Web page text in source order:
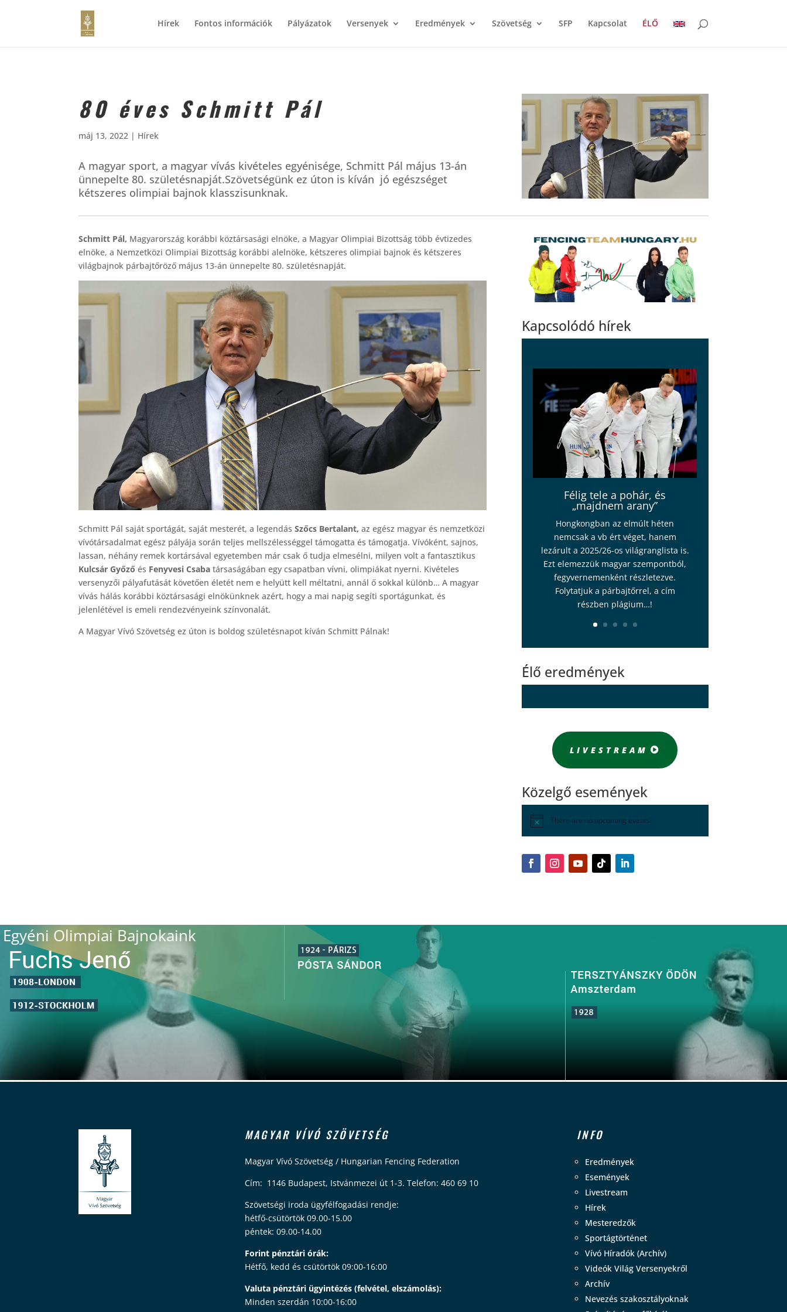
Hírek Fontos információk Pályázatok Versenyek Eredmények Szövetség SFP Kapcsolat ÉLŐ
80 éves Schmitt Pál
máj 13, 2022 | Hírek
A magyar sport, a magyar vívás kivételes egyénisége, Schmitt Pál május 13-án
ünnepelte 80. születésnapját.Szövetségünk ez úton is kíván jó egészséget
kétszeres olimpiai bajnok klasszisunknak.
Schmitt Pál, Magyarország korábbi köztársasági elnöke, a Magyar Olimpiai Bizottság több évtizedes
elnöke, a Nemzetközi Olimpiai Bizottság korábbi alelnöke, kétszeres olimpiai bajnok és kétszeres
világbajnok párbajtőröző május 13-án ünnepelte 80. születésnapját.
Schmitt Pál saját sportágát, saját mesterét, a legendásSzőcs Bertalant, az egész magyar és nemzetközi
vívótársadalmat egész pályája során teljes mellszélességgel támogatta és támogatja. Vívóként, sajnos,
lassan, néhány remek kortársával egyetemben már csak ő tudja elmesélni, milyen volt a fantasztikus
Kulcsár Győző és Fenyvesi Csaba társaságában egy csapatban vívni, olimpiákat nyerni. Kivételes
versenyzői pályafutását követően életét nem e helyütt kell méltatni, annál ő sokkal különb… A magyar
vívás hálás korábbi köztársasági elnökünknek azért, hogy a mai napig segíti sportágunkat, és
jelenlétével is emeli rendezvényeink színvonalát.
A Magyar Vívó Szövetség ez úton is boldog születésnapot kíván Schmitt Pálnak!
Kapcsolódó hírek
Félig tele a pohár, és
„majdnem arany”
Hongkongban az elmúlt héten
nemcsak a vb ért véget, hanem
lezárult a 2025/26-os világranglista is.
Ezt elemezzük magyar szempontból,
fegyvernemenként részletezve.
Folytatjuk a párbajtőrrel, a cím
részben plágium…!
Élő eredmények
LIVESTREAM
Közelgő események
There are no upcoming events.
Egyéni Olimpiai Bajnokaink
MAGYAR VÍVÓ SZÖVETSÉG
Magyar Vívó Szövetség / Hungarian Fencing Federation
Cím: 1146 Budapest, Istvánmezei út 1-3. Telefon: 460 69 10
Szövetségi iroda ügyfélfogadási rendje:
hétfő-csütörtök 09.00-15.00
péntek: 09.00-14.00
Forint pénztári órák:
Hétfő, kedd és csütörtök 09:00-16:00
Valuta pénztári ügyintézés (felvétel, elszámolás):
Minden szerdán 10:00-16:00
INFO
Eredmények
Események
Livestream
Hírek
Mesteredzők
Sportágtörténet
Vívó Híradók (Archív)
Videók Világ Versenyekről
Archív
Nevezés szakosztályoknak